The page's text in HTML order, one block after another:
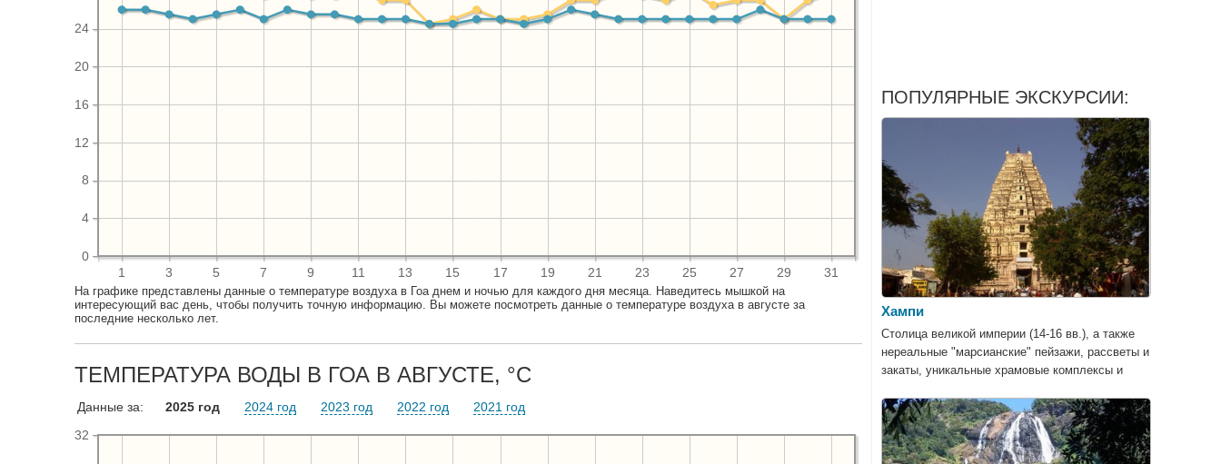
1 3 5 7 9 11 13 15 17 19 21 23 25 27 29 31
0
4
8
12
16
20
24
На графике представлены данные о температуре воздуха в Гоа днем и ночью для каждого дня месяца. Наведитесь мышкой на
интересующий вас день, чтобы получить точную информацию. Вы можете посмотреть данные о температуре воздуха в августе за
последние несколько лет.
ТЕМПЕРАТУРА ВОДЫ В ГОА В АВГУСТЕ, °C
Данные за: 2025 год 2024 год 2023 год 2022 год 2021 год
32
ПОПУЛЯРНЫЕ ЭКСКУРСИИ:
Хампи
Столица великой империи (14-16 вв.), а также
нереальные "марсианские" пейзажи, рассветы и
закаты, уникальные храмовые комплексы и
развлекательные сооружения.